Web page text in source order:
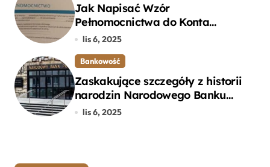
Jak Napisać Wzór
Pełnomocnictwa do Konta
Bankowego – Praktyczny
lis 6, 2025
Bankowość
Zaskakujące szczegóły z historii
narodzin Narodowego Banku
Polskiego, o których mogłeś nie
lis 6, 2025